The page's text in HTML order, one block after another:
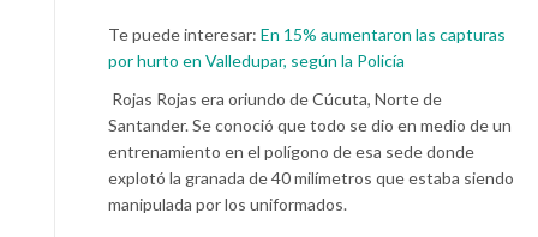
Te puede interesar: En 15% aumentaron las capturas
por hurto en Valledupar, según la Policía
Rojas Rojas era oriundo de Cúcuta, Norte de
Santander. Se conoció que todo se dio en medio de un
entrenamiento en el polígono de esa sede donde
explotó la granada de 40 milímetros que estaba siendo
manipulada por los uniformados.